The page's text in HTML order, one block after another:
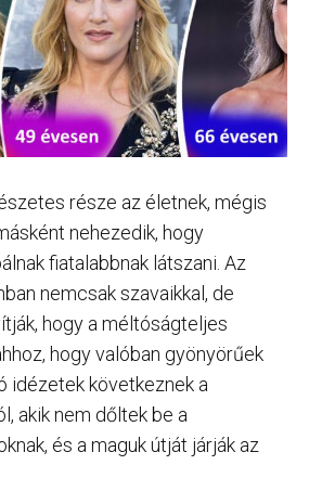
része az életnek, mégis
nehezedik, hogy
fiatalabbnak látszani. Az
nemcsak szavaikkal, de
hogy a méltóságteljes
hogy valóban gyönyörűek
idézetek következnek a
akik nem dőltek be a
és a maguk útját járják az